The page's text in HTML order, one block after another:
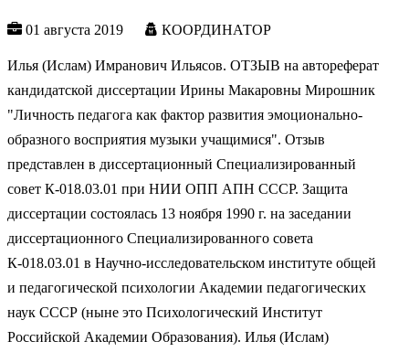
01 августа 2019 КООРДИНАТОР
Илья (Ислам) Имранович Ильясов. ОТЗЫВ на автореферат
кандидатской диссертации Ирины Макаровны Мирошник
"Личность педагога как фактор развития эмоционально-
образного восприятия музыки учащимися". Отзыв
представлен в диссертационный Специализированный
совет К-018.03.01 при НИИ ОПП АПН СССР. Защита
диссертации состоялась 13 ноября 1990 г. на заседании
диссертационного Специализированного совета
К-018.03.01 в Научно-исследовательском институте общей
и педагогической психологии Академии педагогических
наук СССР (ныне это Психологический Институт
Российской Академии Образования). Илья (Ислам)